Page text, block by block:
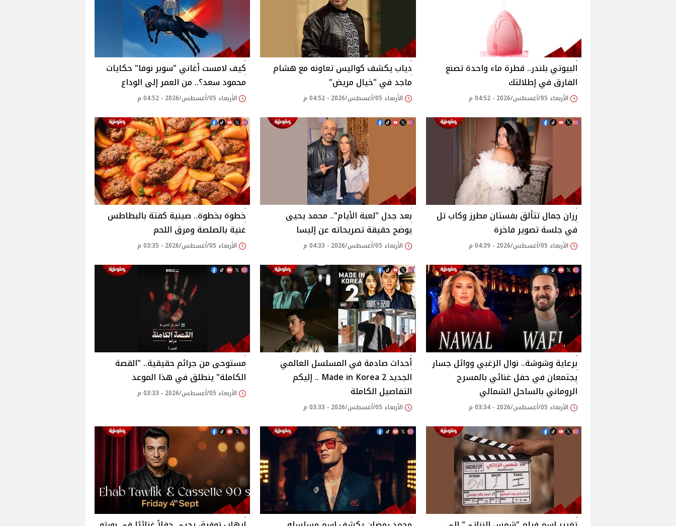
البيوتي بلندر.. قطرة ماء واحدة تصنع
الفارق في إطلالتك
الأربعاء 05/أغسطس/2026 - 04:52 م
دياب يكشف كواليس تعاونه مع هشام
ماجد في "خيال مريض"
الأربعاء 05/أغسطس/2026 - 04:52 م
كيف لامست أغاني "سوبر نوفا" حكايات
محمود سعد؟.. من العمر إلى الوداع
الأربعاء 05/أغسطس/2026 - 04:52 م
رزان جمال تتألق بفستان مطرز وكاب تل
في جلسة تصوير فاخرة
الأربعاء 05/أغسطس/2026 - 04:39 م
بعد جدل "لعبة الأيام".. محمد يحيى
يوضح حقيقة تصريحاته عن إليسا
الأربعاء 05/أغسطس/2026 - 04:33 م
خطوة بخطوة.. صينية كفتة بالبطاطس
غنية بالصلصة ومرق اللحم
الأربعاء 05/أغسطس/2026 - 03:35 م
برعاية وشوشة.. نوال الزغبي ووائل جسار
يجتمعان في حفل غنائي بالمسرح
الروماني بالساحل الشمالي
الأربعاء 05/أغسطس/2026 - 03:34 م
أحداث صادمة في المسلسل العالمي
الجديد 2 Made in Korea .. إليكم
التفاصيل الكاملة
الأربعاء 05/أغسطس/2026 - 03:33 م
مستوحى من جرائم حقيقية.. "القصة
الكاملة" ينطلق في هذا الموعد
الأربعاء 05/أغسطس/2026 - 03:33 م